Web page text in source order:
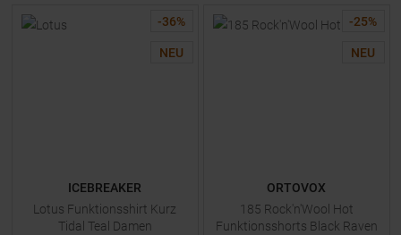
-36%
NEU
ICEBREAKER
Lotus Funktionsshirt Kurz
Tidal Teal Damen
-25%
NEU
ORTOVOX
185 Rock'n'Wool Hot
Funktionsshorts Black Raven